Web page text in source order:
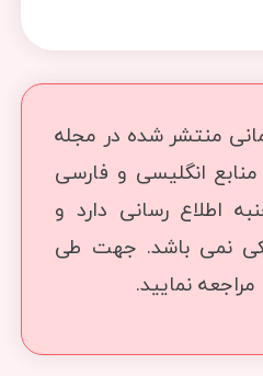
منتشر شده در مجله
منابع انگلیسی و فارسی
اطلاع رسانی دارد و
نمی باشد. جهت طی
نمایید.